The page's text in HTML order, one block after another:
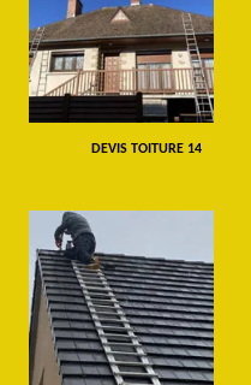
DEVIS TOITURE 14